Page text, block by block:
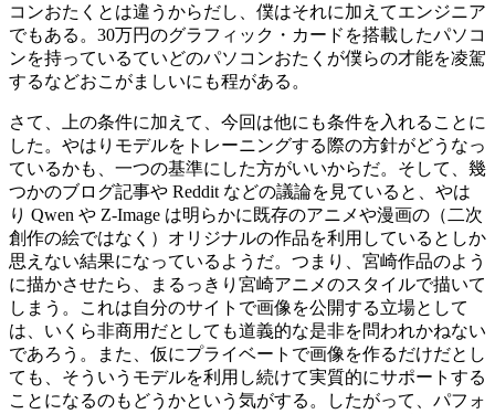
コンおたくとは違うからだし、僕はそれに加えてエンジニア
でもある。30万円のグラフィック・カードを搭載したパソコ
ンを持っているていどのパソコンおたくが僕らの才能を凌駕
するなどおこがましいにも程がある。
さて、上の条件に加えて、今回は他にも条件を入れることに
した。やはりモデルをトレーニングする際の方針がどうなっ
ているかも、一つの基準にした方がいいからだ。そして、幾
つかのブログ記事や Reddit などの議論を見ていると、やは
り Qwen や Z-Image は明らかに既存のアニメや漫画の（二次
創作の絵ではなく）オリジナルの作品を利用しているとしか
思えない結果になっているようだ。つまり、宮崎作品のよう
に描かさせたら、まるっきり宮崎アニメのスタイルで描いて
しまう。これは自分のサイトで画像を公開する立場として
は、いくら非商用だとしても道義的な是非を問われかねない
であろう。また、仮にプライベートで画像を作るだけだとし
ても、そういうモデルを利用し続けて実質的にサポートする
ことになるのもどうかという気がする。したがって、パフォ